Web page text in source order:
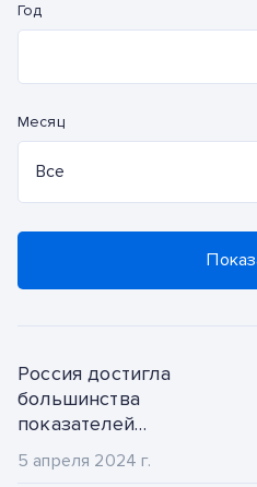
Год
2024
2020
2019
Месяц
Все
март
апрель
Россия достигла
большинства
показателей
доктрины
продовольственной
5 апреля 2024 г.